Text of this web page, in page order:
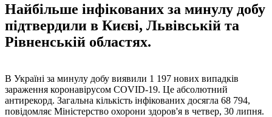
Найбільше інфікованих за минулу добу
підтвердили в Києві, Львівській та
Рівненській областях.
В Україні за минулу добу виявили 1 197 нових випадків
зараження коронавірусом COVID-19. Це абсолютний
антирекорд. Загальна кількість інфікованих досягла 68 794,
повідомляє Міністерство охорони здоров'я в четвер, 30 липня.